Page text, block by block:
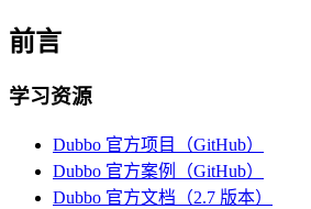
前言
学习资源
Dubbo 官方项目（GitHub）
Dubbo 官方案例（GitHub）
Dubbo 官方文档（2.7 版本）